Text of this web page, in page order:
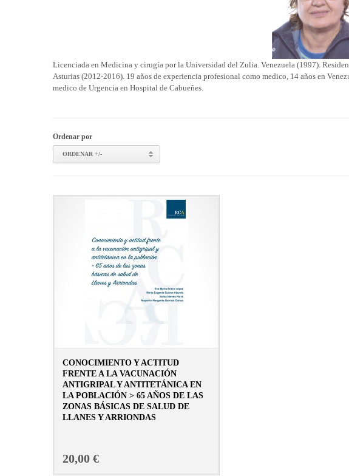
Licenciada en Medicina y cirugía por la Universidad del Zulia. Venezuela (1997).
Asturias (2012-2016). 19 años de experiencia profesional como medico, 14 años en
medico de Urgencia en Hospital de Cabueñes.
Ordenar por
ORDENAR +/-
CONOCIMIENTO Y ACTITUD
FRENTE A LA VACUNACIÓN
ANTIGRIPAL Y ANTITETÁNICA EN
LA POBLACIÓN > 65 AÑOS DE LAS
ZONAS BÁSICAS DE SALUD DE
LLANES Y ARRIONDAS
20,00 €